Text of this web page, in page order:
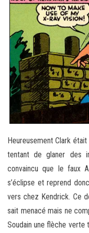
Heureusement Clark
tentant de glaner des
convaincu que le faux
s’éclipse et reprend
vers chez Kendrick. Ce
sait menacé mais ne
Soudain une flèche verte